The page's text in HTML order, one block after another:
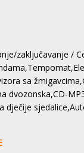
zaključavanje /
sa
dvozonska,CD-
dječije